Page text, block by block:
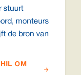
stuurt
monteurs
de bron van
OM